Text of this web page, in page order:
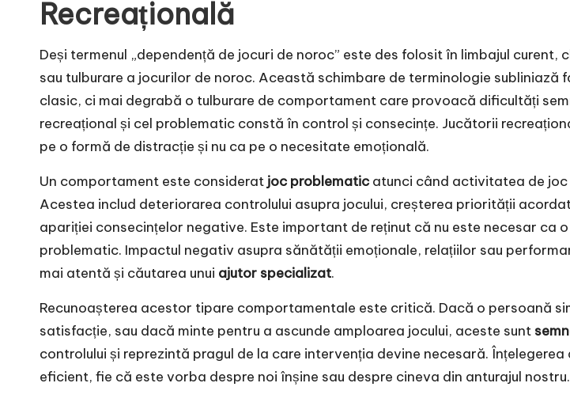
Recreațională
Deși termenul „dependență de jocuri de noroc” este des folosit în limbajul
sau tulburare a jocurilor de noroc. Această schimbare de terminologie
clasic, ci mai degrabă o tulburare de comportament care provoacă dificultăți
recreațional și cel problematic constă în control și consecințe. Jucătorii
pe o formă de distracție și nu ca pe o necesitate emoțională.
Un comportament este considerat joc problematic atunci când activitatea de
Acestea includ deteriorarea controlului asupra jocului, creșterea priorității
apariției consecințelor negative. Este important de reținut că nu este necesar ca
problematic. Impactul negativ asupra sănătății emoționale, relațiilor sau
mai atentă și căutarea unui ajutor specializat.
Recunoașterea acestor tipare comportamentale este critică. Dacă o persoană
satisfacție, sau dacă minte pentru a ascunde amploarea jocului, aceste sunt
controlului și reprezintă pragul de la care intervenția devine necesară.
eficient, fie că este vorba despre noi înșine sau despre cineva din anturajul nostru.